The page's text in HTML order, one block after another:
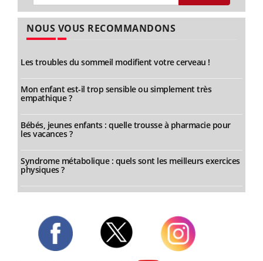
NOUS VOUS RECOMMANDONS
Les troubles du sommeil modifient votre cerveau !
Mon enfant est-il trop sensible ou simplement très
empathique ?
Bébés, jeunes enfants : quelle trousse à pharmacie pour
les vacances ?
Syndrome métabolique : quels sont les meilleurs exercices
physiques ?